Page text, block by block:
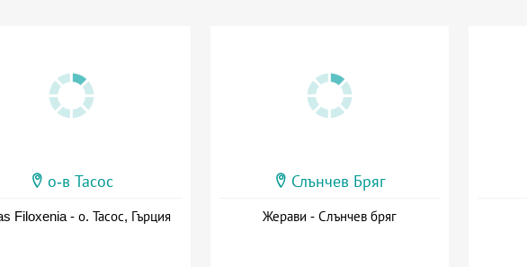
о-в Тасос
Filoxenia - о. Тасос, Гърция
Слънчев Бряг
Жерави - Слънчев бряг